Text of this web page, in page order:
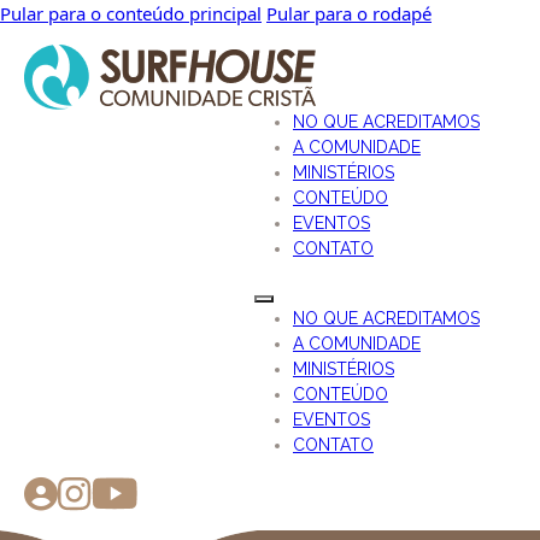
Pular para o conteúdo principal Pular para o rodapé
NO QUE ACREDITAMOS
A COMUNIDADE
MINISTÉRIOS
CONTEÚDO
EVENTOS
CONTATO
NO QUE ACREDITAMOS
A COMUNIDADE
MINISTÉRIOS
CONTEÚDO
EVENTOS
CONTATO